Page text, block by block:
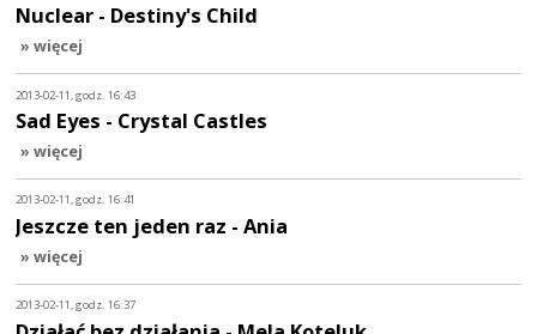
Nuclear - Destiny's Child
» więcej
2013-02-11, godz. 16:43
Sad Eyes - Crystal Castles
» więcej
2013-02-11, godz. 16:41
Jeszcze ten jeden raz - Ania
» więcej
2013-02-11, godz. 16:37